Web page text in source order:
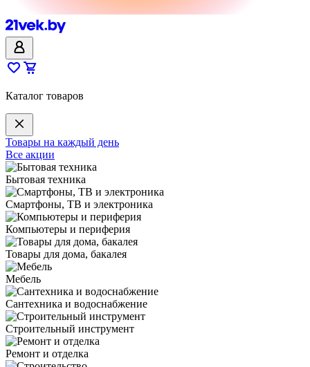
Каталог товаров
Товары на каждый день
Все акции
Бытовая техника
Смартфоны, ТВ и электроника
Компьютеры и периферия
Товары для дома, бакалея
Мебель
Сантехника и водоснабжение
Строительный инструмент
Ремонт и отделка